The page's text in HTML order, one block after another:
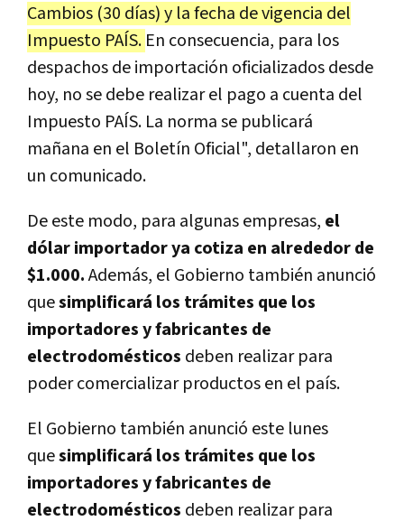
Cambios (30 días) y la fecha de vigencia del
Impuesto PAÍS. En consecuencia, para los
despachos de importación oficializados desde
hoy, no se debe realizar el pago a cuenta del
Impuesto PAÍS. La norma se publicará
mañana en el Boletín Oficial", detallaron en
un comunicado.
De este modo, para algunas empresas, el
dólar importador ya cotiza en alrededor de
$1.000.Además, el Gobierno también anunció
quesimplificará los trámites que los
importadores y fabricantes de
electrodomésticos deben realizar para
poder comercializar productos en el país.
El Gobierno también anunció este lunes
quesimplificará los trámites que los
importadores y fabricantes de
electrodomésticos deben realizar para